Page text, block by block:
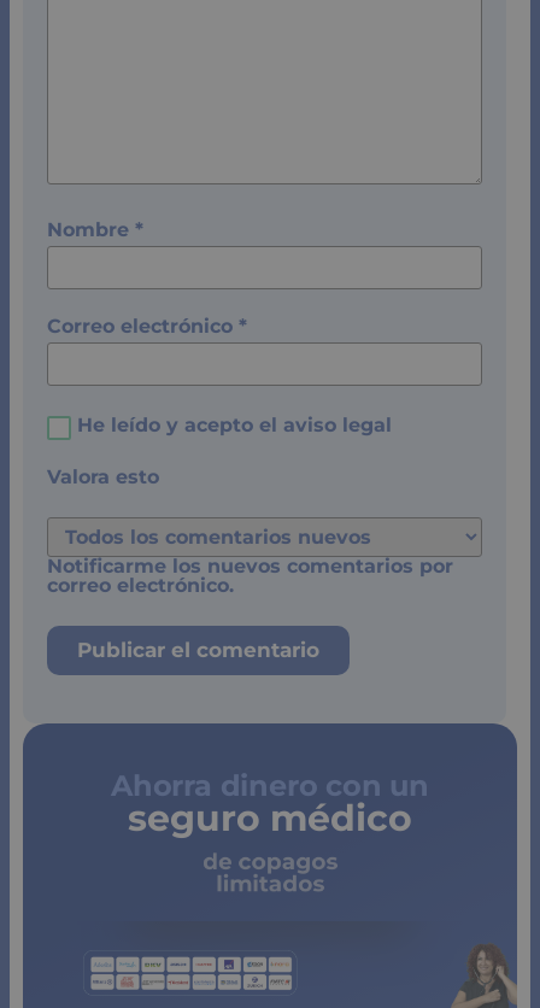
Nombre *
Correo electrónico *
He leído y acepto el aviso legal
Valora esto
Notificarme los nuevos comentarios por
correo electrónico.
Ahorra dinero con un
seguro médico
de copagos
limitados